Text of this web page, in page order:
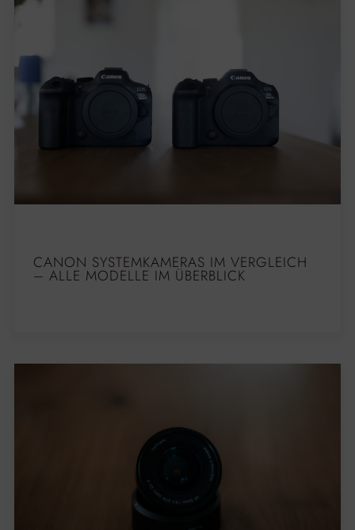
CANON SYSTEMKAMERAS IM VERGLEICH
– ALLE MODELLE IM ÜBERBLICK